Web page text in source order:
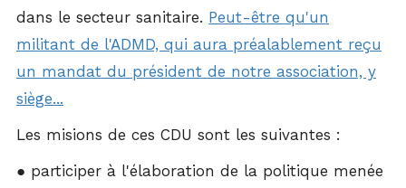
dans le secteur sanitaire. Peut-être qu'un
militant de l'ADMD, qui aura préalablement reçu
un mandat du président de notre association, y
siège...
Les misions de ces CDU sont les suivantes :
● participer à l'élaboration de la politique menée